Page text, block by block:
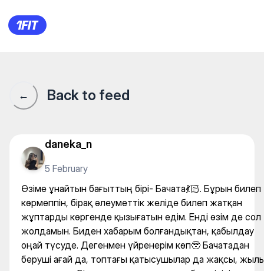
RITMO dance studio на
← Back to feed
daneka_n
5 February
Өзіме ұнайтын бағыттың бірі- Бачата💃🏻. Бұрын билеп
көрмеппін, бірақ әлеуметтік желіде билеп жатқан
жұптарды көргенде қызығатын едім. Енді өзім де сол
жолдамын. Биден хабарым болғандықтан, қабылдау
оңай түсуде. Дегенмен үйренерім көп🥹 Бачатадан
беруші ағай да, топтағы қатысушылар да жақсы,